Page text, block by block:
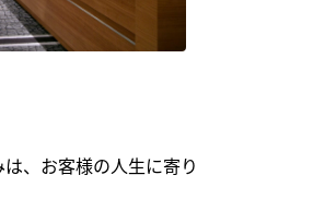
、お客様の人生に寄り